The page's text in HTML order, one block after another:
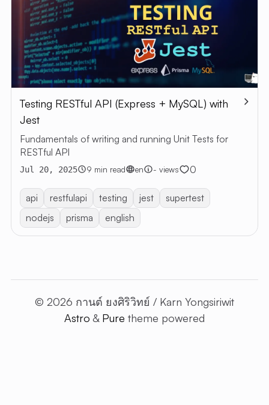
Testing RESTful API (Express + MySQL) with
Jest
Fundamentals of writing and running Unit Tests for
RESTful API
Jul 20, 2025 9 min read en - views 0
api restfulapi testing jest
supertest
nodejs
prisma english
© 2026 กานต์ ยงศิริวิทย์ / Karn Yongsiriwit
Astro & Pure theme powered